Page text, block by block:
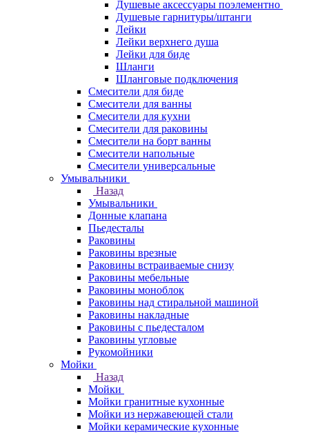
Душевые аксессуары поэлементно
Душевые гарнитуры/штанги
Лейки
Лейки верхнего душа
Лейки для биде
Шланги
Шланговые подключения
Смесители для биде
Смесители для ванны
Смесители для кухни
Смесители для раковины
Смесители на борт ванны
Смесители напольные
Смесители универсальные
Умывальники
Назад
Умывальники
Донные клапана
Пьедесталы
Раковины
Раковины врезные
Раковины встраиваемые снизу
Раковины мебельные
Раковины моноблок
Раковины над стиральной машиной
Раковины накладные
Раковины с пьедесталом
Раковины угловые
Рукомойники
Мойки
Назад
Мойки
Мойки гранитные кухонные
Мойки из нержавеющей стали
Мойки керамические кухонные